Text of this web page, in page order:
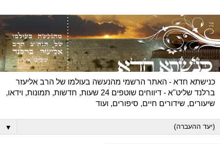
כנישתא חדא - האתר הרשמי מהנעשה בעולמו של הרב אליעזר
ברלנד שליט"א - דיווחים שוטפים 24 שעות, חדשות, תמונות, וידאו,
שיעורים, שידורים חיים, סיפורים, ועוד
▼